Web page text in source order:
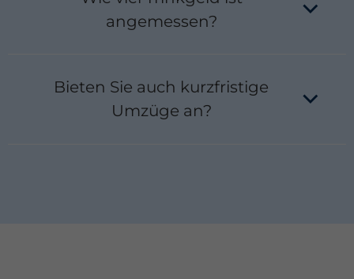
Kostenvoranschläge und kümmern uns um die
angemessen?
natürlich freiwillig, wird aber vom Team geschätzt.
Bieten Sie auch kurzfristige
Umzüge an?